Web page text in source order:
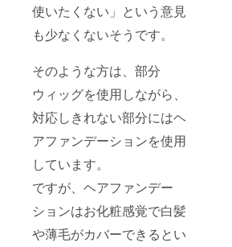
使いたくない」という意見
も少なくないそうです。
そのような方は、部分
ウィッグを使用しながら、
対応しきれない部分にはヘ
アファンデーションを使用
しています。
ですが、ヘアファンデー
ションはお化粧感覚で白髪
や薄毛がカバーできるとい